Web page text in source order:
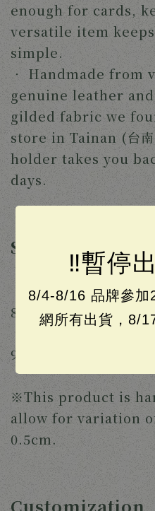
‼️暫停
8/4-8/16 品牌參加
網所有出貨，8/
enough for cards,
versatile item
simple.
‧ Handmade from
genuine leather
gilded fabric we
store in Tainan (台
holder takes you
days.
Specifications
Product
8.5cm x 12cm x
Two
9.5cm (can fit cards
※This product is
allow for variation
0.5cm.
Customization